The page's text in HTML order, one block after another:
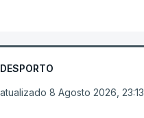
DESPORTO
atualizado 8 Agosto 2026, 23:13